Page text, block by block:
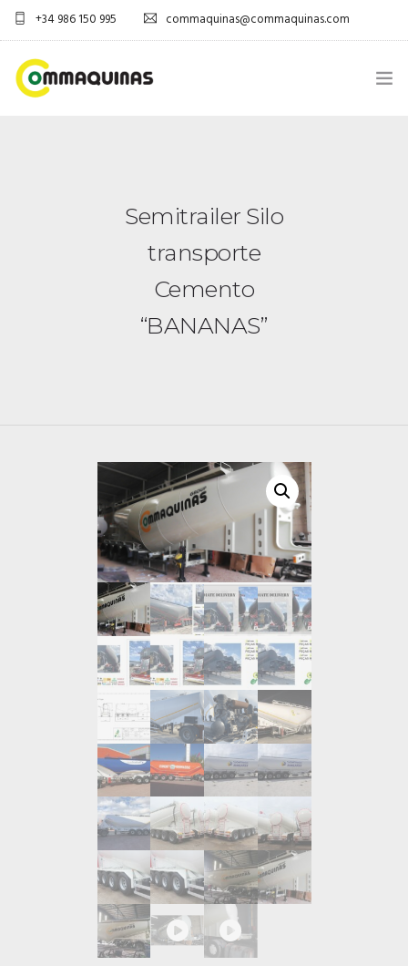
+34 986 150 995 commaquinas@commaquinas.com
EQUIPAMENTOS SHOPSemitrailer Silo
transporte
Cemento
“BANANAS”